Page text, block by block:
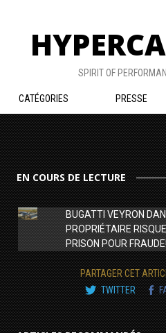
SPIRIT OF
CATÉGORIES PRESSE
EN COURS DE LECTURE
BUGATTI VEYRON
PROPRIÉTAIRE
PRISON POUR
PARTAGER CET
TWITTER